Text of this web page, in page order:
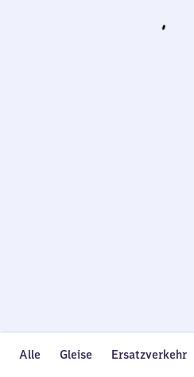
Alle Gleise Ersatzverkehr